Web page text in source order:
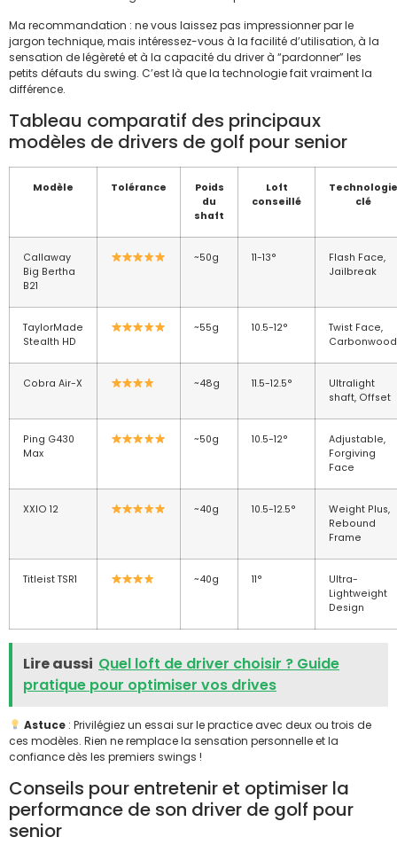
Ma recommandation : ne vous laissez pas impressionner par le
jargon technique, mais intéressez-vous à la facilité d’utilisation, à la
sensation de légèreté et à la capacité du driver à “pardonner” les
petits défauts du swing. C’est là que la technologie fait vraiment la
différence.
Tableau comparatif des principaux
modèles de drivers de golf pour senior
Modèle Tolérance
Poids
du
shaft
Loft
conseillé
Technologie
clé
Callaway
Big Bertha
B21
~50g 11-13°
Flash Face,
Jailbreak
TaylorMade
Stealth HD
~55g 10.5-12°
Twist Face,
Carbonwood
Cobra Air-X ~48g 11.5-12.5°
Ultralight
shaft, Offset
Ping G430
Max
~50g 10.5-12°
Adjustable,
Forgiving
Face
XXIO 12 ~40g 10.5-12.5°
Weight Plus,
Rebound
Frame
Titleist TSR1 ~40g 11°
Ultra-
Lightweight
Design
Lire aussi Quel loft de driver choisir ? Guide
pratique pour optimiser vos drives
Astuce: Privilégiez un essai sur le practice avec deux ou trois de
ces modèles. Rien ne remplace la sensation personnelle et la
confiance dès les premiers swings !
Conseils pour entretenir et optimiser la
performance de son driver de golf pour
senior